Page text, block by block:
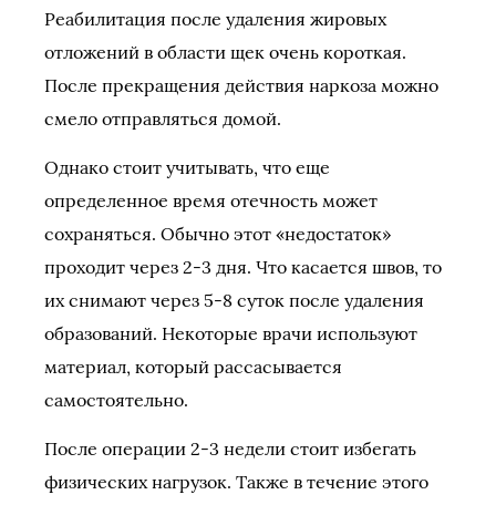
Реабилитация после удаления жировых
отложений в области щек очень короткая.
После прекращения действия наркоза можно
смело отправляться домой.
Однако стоит учитывать, что еще
определенное время отечность может
сохраняться. Обычно этот «недостаток»
проходит через 2-3 дня. Что касается швов, то
их снимают через 5-8 суток после удаления
образований. Некоторые врачи используют
материал, который рассасывается
самостоятельно.
После операции 2-3 недели стоит избегать
физических нагрузок. Также в течение этого